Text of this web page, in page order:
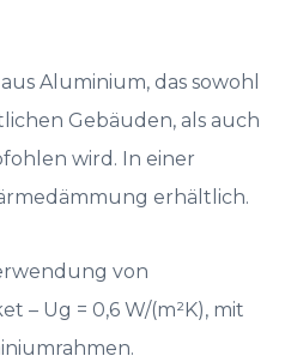
Aluminium, das sowohl
Gebäuden, als auch
wird. In einer
erhältlich.
von
– Ug = 0,6 W/(m²K), mit